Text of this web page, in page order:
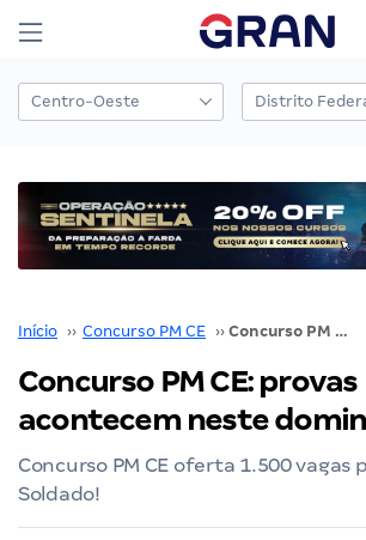
Início ›› Concurso PM CE ›› Concurso PM CE: provas acontecem neste domingo, dia 13!
Concurso PM CE: provas
acontecem neste
Concurso PM CE oferta 1.500 vagas
Soldado!